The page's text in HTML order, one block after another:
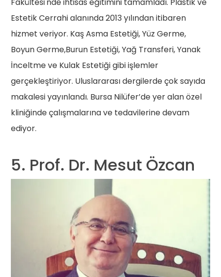
Estetik Cerrahi alanında 2013 yılından itibaren
hizmet veriyor. Kaş Asma Estetiği, Yüz Germe,
Boyun Germe,Burun Estetiği, Yağ Transferi, Yanak
İnceltme ve Kulak Estetiği gibi işlemler
gerçekleştiriyor. Uluslararası dergilerde çok sayıda
makalesi yayınlandı. Bursa Nilüfer’de yer alan özel
kliniğinde çalışmalarına ve tedavilerine devam
ediyor.
5. Prof. Dr. Mesut Özcan